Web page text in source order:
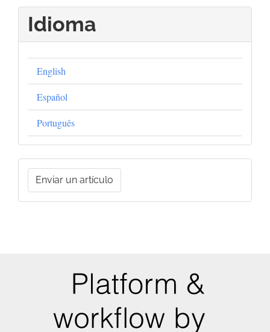
Idioma
English
Español
Português
Enviar
unEnviar un artículo